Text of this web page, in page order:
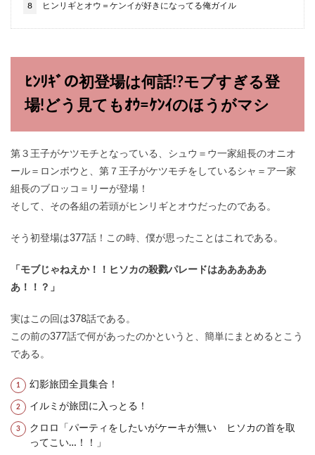
8 ヒンリギとオウ＝ケンイが好きになってる俺ガイル
ﾋﾝﾘｷﾞの初登場は何話!?モブすぎる登
場!どう見てもｵｳ=ｹﾝｲのほうがマシ
第３王子がケツモチとなっている、シュウ＝ウ一家組長のオニオ
ール＝ロンボウと、第７王子がケツモチをしているシャ＝ア一家
組長のブロッコ＝リーが登場！
そして、その各組の若頭がヒンリギとオウだったのである。
そう初登場は377話！この時、僕が思ったことはこれである。
「モブじゃねえか！！ヒソカの殺戮パレードはあああああ
あ！！？」
実はこの回は378話である。
この前の377話で何があったのかというと、簡単にまとめるとこう
である。
幻影旅団全員集合！
イルミが旅団に入っとる！
クロロ「パーティをしたいがケーキが無い ヒソカの首を取
ってこい…！！」